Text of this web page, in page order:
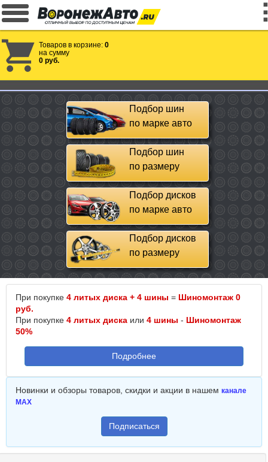
Товаров в корзине: 0
на сумму
0 руб.
Подбор шин
по марке авто
Подбор шин
по размеру
Подбор дисков
по марке авто
Подбор дисков
по размеру
При покупке 4 литых диска + 4 шины = Шиномонтаж 0
руб.
При покупке 4 литых диска или 4 шины - Шиномонтаж
50%
Подробнее
Новинки и обзоры товаров, скидки и акции в нашем канале
MAX
Подписаться